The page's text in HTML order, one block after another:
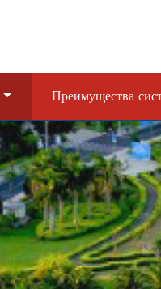
Преимущества